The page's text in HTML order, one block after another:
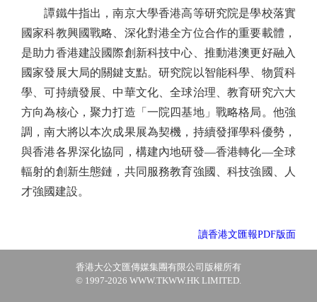
譚鐵牛指出，南京大學香港高等研究院是學校落實
國家科教興國戰略、深化對港全方位合作的重要載體，
是助力香港建設國際創新科技中心、推動港澳更好融入
國家發展大局的關鍵支點。研究院以智能科學、物質科
學、可持續發展、中華文化、全球治理、教育研究六大
方向為核心，聚力打造「一院四基地」戰略格局。他強
調，南大將以本次成果展為契機，持續發揮學科優勢，
與香港各界深化協同，構建內地研發—香港轉化—全球
輻射的創新生態鏈，共同服務教育強國、科技強國、人
才強國建設。
讀香港文匯報PDF版面
香港大公文匯傳媒集團有限公司版權所有
© 1997-2026 WWW.TKWW.HK LIMITED.